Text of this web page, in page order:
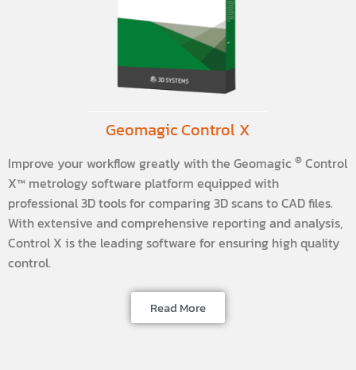
Geomagic Control X
Improve your workflow greatly with the Geomagic ® Control
X™ metrology software platform equipped with
professional 3D tools for comparing 3D scans to CAD files.
With extensive and comprehensive reporting and analysis,
Control X is the leading software for ensuring high quality
control.
Read More